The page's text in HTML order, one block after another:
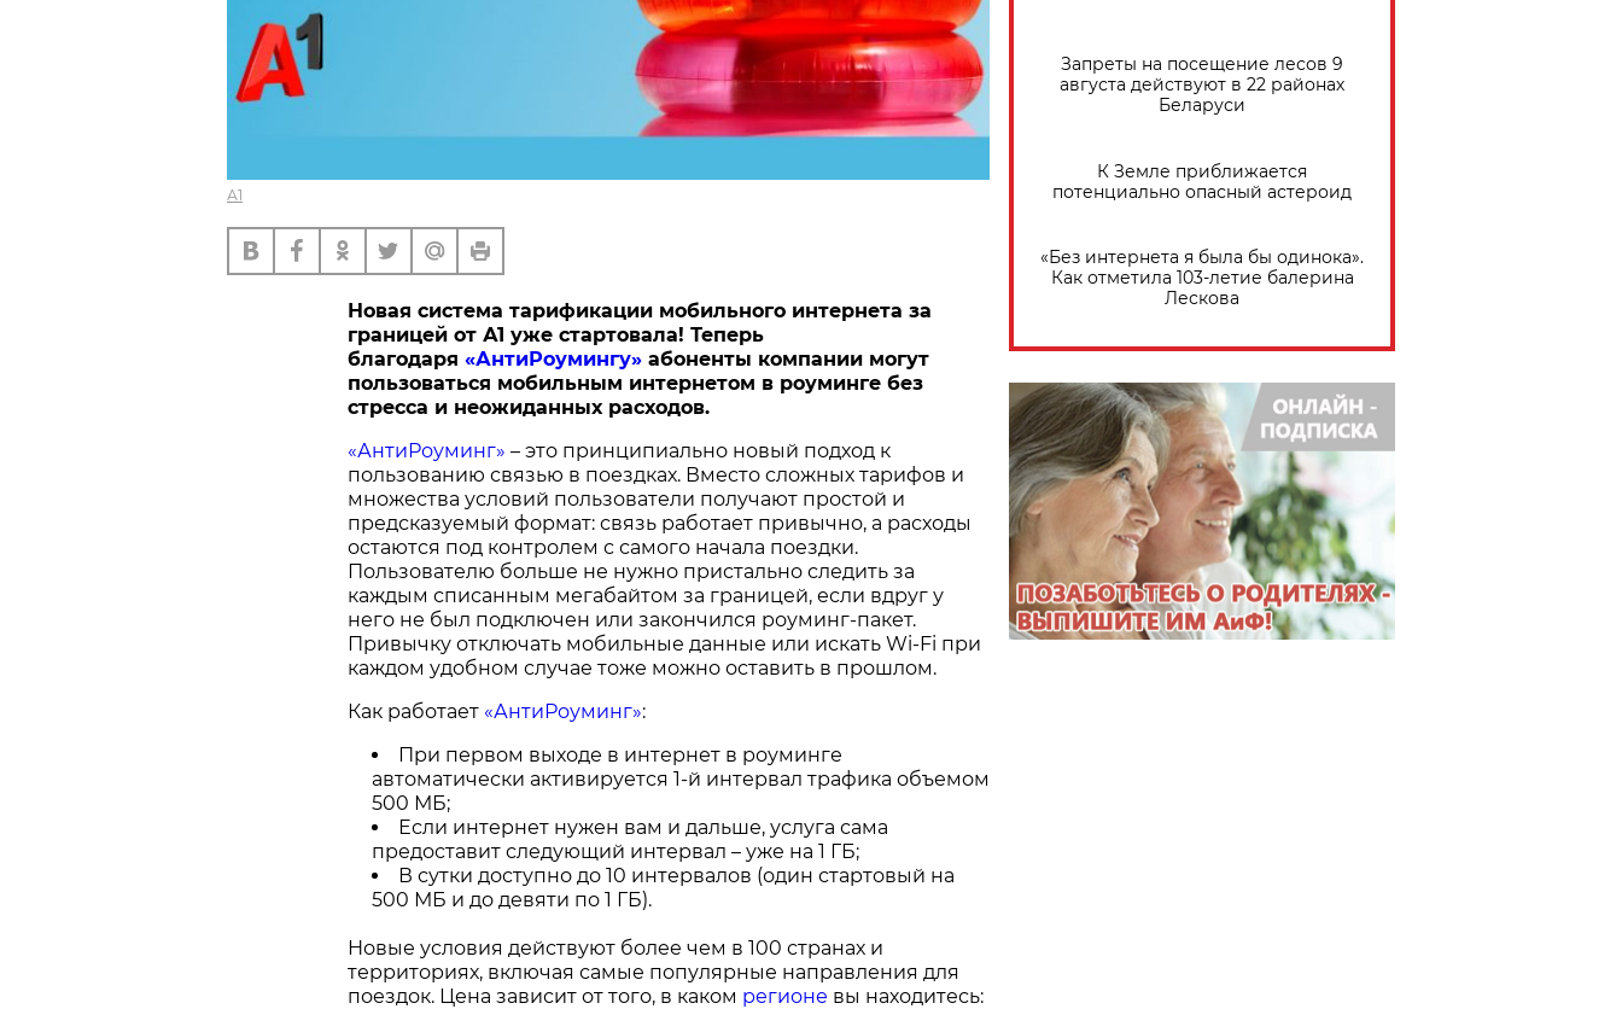
А1
Новая система тарификации мобильного интернета за
границей от А1 уже стартовала! Теперь
благодаря «АнтиРоумингу» абоненты компании могут
пользоваться мобильным интернетом в роуминге без
стресса и неожиданных расходов.
«АнтиРоуминг» – это принципиально новый подход к
пользованию связью в поездках. Вместо сложных тарифов и
множества условий пользователи получают простой и
предсказуемый формат: связь работает привычно, а расходы
остаются под контролем с самого начала поездки.
Пользователю больше не нужно пристально следить за
каждым списанным мегабайтом за границей, если вдруг у
него не был подключен или закончился роуминг-пакет.
Привычку отключать мобильные данные или искать Wi‑Fi при
каждом удобном случае тоже можно оставить в прошлом.
Как работает «АнтиРоуминг»:
При первом выходе в интернет в роуминге
автоматически активируется 1-й интервал трафика объемом
500 МБ;
Если интернет нужен вам и дальше, услуга сама
предоставит следующий интервал – уже на 1 ГБ;
В сутки доступно до 10 интервалов (один стартовый на
500 МБ и до девяти по 1 ГБ).
Новые условия действуют более чем в 100 странах и
территориях, включая самые популярные направления для
поездок. Цена зависит от того, в каком регионе вы находитесь:
Запреты на посещение лесов 9
августа действуют в 22 районах
Беларуси
К Земле приближается
потенциально опасный астероид
«Без интернета я была бы одинока».
Как отметила 103-летие балерина
Лескова